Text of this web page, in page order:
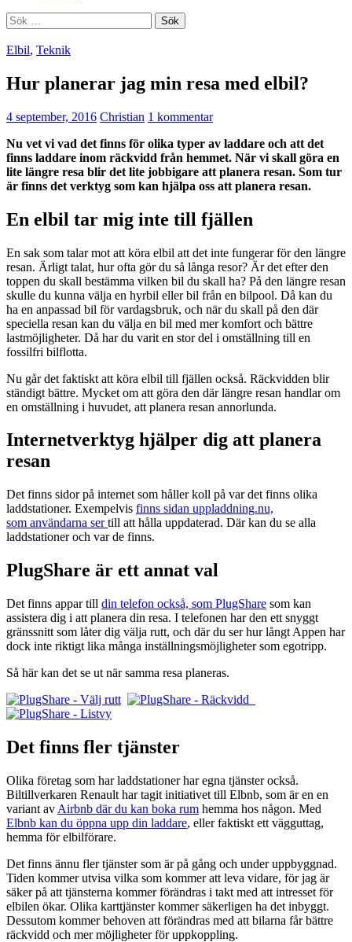
Sök
efter:
Elbil, Teknik
Hur planerar jag min resa med elbil?
4 september, 2016 Christian 1 kommentar
Nu vet vi vad det finns för olika typer av laddare och att det
finns laddare inom räckvidd från hemmet. När vi skall göra en
lite längre resa blir det lite jobbigare att planera resan. Som tur
är finns det verktyg som kan hjälpa oss att planera resan.
En elbil tar mig inte till fjällen
En sak som talar mot att köra elbil att det inte fungerar för den längre
resan. Ärligt talat, hur ofta gör du så långa resor? Är det efter den
toppen du skall bestämma vilken bil du skall ha? På den längre resan
skulle du kunna välja en hyrbil eller bil från en bilpool. Då kan du
ha en anpassad bil för vardagsbruk, och när du skall på den där
speciella resan kan du välja en bil med mer komfort och bättre
lastmöjligheter. Då har du varit en stor del i omställning till en
fossilfri bilflotta.
Nu går det faktiskt att köra elbil till fjällen också. Räckvidden blir
ständigt bättre. Mycket om att göra den där längre resan handlar om
en omställning i huvudet, att planera resan annorlunda.
Internetverktyg hjälper dig att planera
resan
Det finns sidor på internet som håller koll på var det finns olika
laddstationer. Exempelvis finns sidan uppladdning.nu,
som användarna sertill att hålla uppdaterad. Där kan du se alla
laddstationer och var de finns.
PlugShare är ett annat val
Det finns appar till din telefon också, som PlugShare som kan
assistera dig i att planera din resa. I telefonen har den ett snyggt
gränssnitt som låter dig välja rutt, och där du ser hur långt Appen har
dock inte riktigt lika många inställningsmöjligheter som egotripp.
Så här kan det se ut när samma resa planeras.
Det finns fler tjänster
Olika företag som har laddstationer har egna tjänster också.
Biltillverkaren Renault har tagit initiativet till Elbnb, som är en en
variant av Airbnb där du kan boka rum hemma hos någon. Med
Elbnb kan du öppna upp din laddare, eller faktiskt ett vägguttag,
hemma för elbilförare.
Det finns ännu fler tjänster som är på gång och under uppbyggnad.
Tiden kommer utvisa vilka som kommer att leva vidare, för jag är
säker på att tjänsterna kommer förändras i takt med att intresset för
elbilen ökar. Olika karttjänster kommer säkerligen ha det inbyggt.
Dessutom kommer behoven att förändras med att bilarna får bättre
räckvidd och mer möjligheter för uppkoppling.